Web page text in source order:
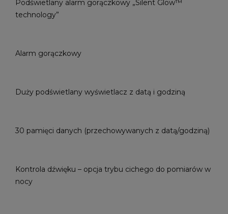
Podświetlany alarm gorączkowy „Silent Glow™
technology”
Alarm gorączkowy
Duży podświetlany wyświetlacz z datą i godziną
30 pamięci danych (przechowywanych z datą/godziną)
Kontrola dźwięku – opcja trybu cichego do pomiarów w
nocy